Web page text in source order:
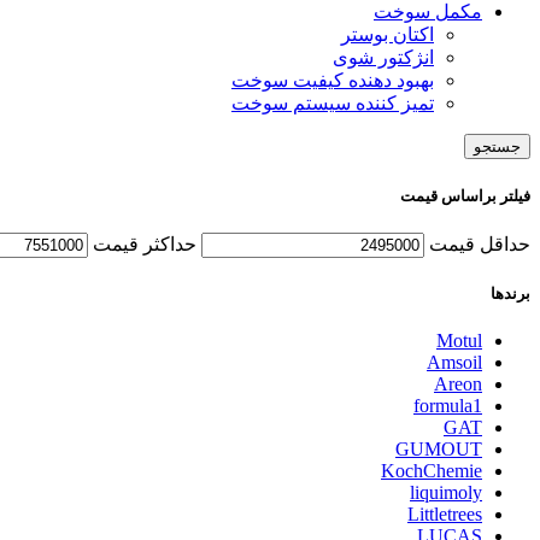
مکمل سوخت
اکتان بوستر
انژکتور شوی
بهبود دهنده کیفیت سوخت
تمیز کننده سیستم سوخت
جستجو
فیلتر براساس قیمت
حداقل قیمت حداكثر قيمت
برندها
Motul
Amsoil
Areon
formula1
GAT
GUMOUT
KochChemie
liquimoly
Littletrees
LUCAS